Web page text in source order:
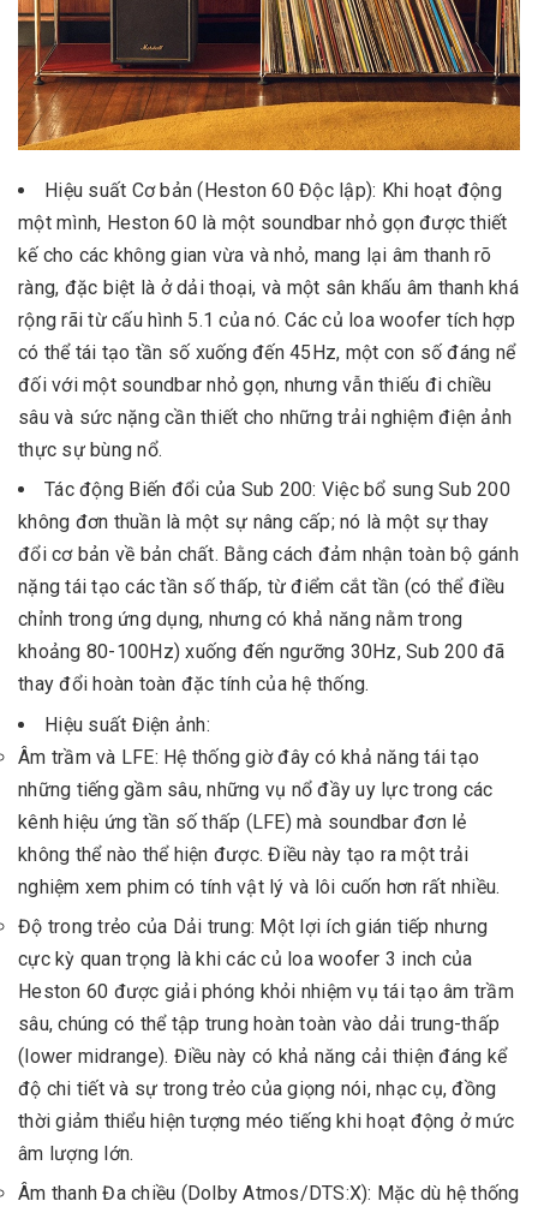
Hiệu suất Cơ bản (Heston 60 Độc lập): Khi hoạt động
một mình, Heston 60 là một soundbar nhỏ gọn được thiết
kế cho các không gian vừa và nhỏ, mang lại âm thanh rõ
ràng, đặc biệt là ở dải thoại, và một sân khấu âm thanh khá
rộng rãi từ cấu hình 5.1 của nó. Các củ loa woofer tích hợp
có thể tái tạo tần số xuống đến 45Hz, một con số đáng nể
đối với một soundbar nhỏ gọn, nhưng vẫn thiếu đi chiều
sâu và sức nặng cần thiết cho những trải nghiệm điện ảnh
thực sự bùng nổ.
Tác động Biến đổi của Sub 200: Việc bổ sung Sub 200
không đơn thuần là một sự nâng cấp; nó là một sự thay
đổi cơ bản về bản chất. Bằng cách đảm nhận toàn bộ gánh
nặng tái tạo các tần số thấp, từ điểm cắt tần (có thể điều
chỉnh trong ứng dụng, nhưng có khả năng nằm trong
khoảng 80-100Hz) xuống đến ngưỡng 30Hz, Sub 200 đã
thay đổi hoàn toàn đặc tính của hệ thống.
Hiệu suất Điện ảnh:
Âm trầm và LFE: Hệ thống giờ đây có khả năng tái tạo
những tiếng gầm sâu, những vụ nổ đầy uy lực trong các
kênh hiệu ứng tần số thấp (LFE) mà soundbar đơn lẻ
không thể nào thể hiện được. Điều này tạo ra một trải
nghiệm xem phim có tính vật lý và lôi cuốn hơn rất nhiều.
Độ trong trẻo của Dải trung: Một lợi ích gián tiếp nhưng
cực kỳ quan trọng là khi các củ loa woofer 3 inch của
Heston 60 được giải phóng khỏi nhiệm vụ tái tạo âm trầm
sâu, chúng có thể tập trung hoàn toàn vào dải trung-thấp
(lower midrange). Điều này có khả năng cải thiện đáng kể
độ chi tiết và sự trong trẻo của giọng nói, nhạc cụ, đồng
thời giảm thiểu hiện tượng méo tiếng khi hoạt động ở mức
âm lượng lớn.
Âm thanh Đa chiều (Dolby Atmos/DTS:X): Mặc dù hệ thống